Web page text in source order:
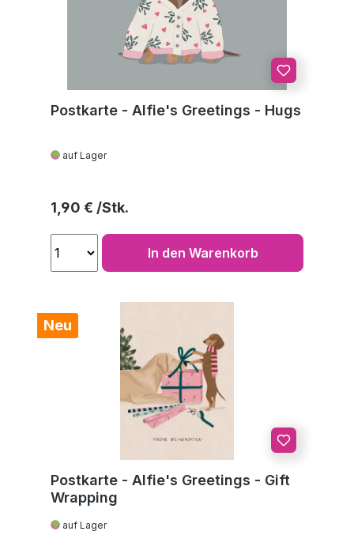
Postkarte - Alfie's Greetings - Hugs
auf Lager
Regulärer Preis:
1,90 €
In den Warenkorb
Neu
Postkarte - Alfie's Greetings - Gift
Wrapping
auf Lager